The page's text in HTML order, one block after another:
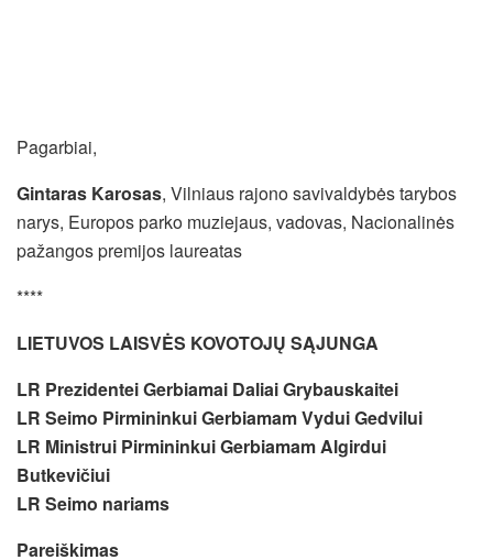
Pagarbiai,
Gintaras Karosas, Vilniaus rajono savivaldybės tarybos
narys, Europos parko muziejaus, vadovas, Nacionalinės
pažangos premijos laureatas
****
LIETUVOS LAISVĖS KOVOTOJŲ SĄJUNGA
LR Prezidentei Gerbiamai Daliai Grybauskaitei
LR Seimo Pirmininkui Gerbiamam Vydui Gedvilui
LR Ministrui Pirmininkui Gerbiamam Algirdui
Butkevičiui
LR Seimo nariams
Pareiškimas